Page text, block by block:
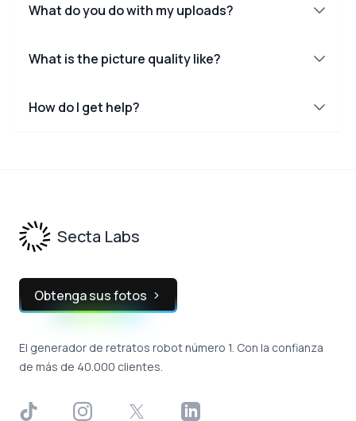
What do you do with my uploads?
What is the picture quality like?
How do I get help?
Secta Labs
Obtenga sus fotos
El generador de retratos robot número 1. Con la confianza
de más de 40.000 clientes.
TikTok InstagramX LinkedIn